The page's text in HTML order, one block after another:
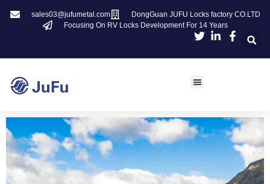
sales03@jufumetal.com
DongGuan JUFU Locks factory CO.LTD
Focusing On RV Locks Development For 14 Years